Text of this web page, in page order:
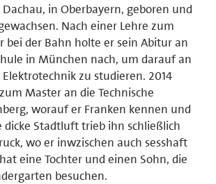
in Oberbayern, geboren und
Nach einer Lehre zum
bei der Bahn holte er sein Abitur an
in München nach, um darauf an
zu studieren. 2014
Master an die Technische
worauf er Franken kennen und
dicke Stadtluft trieb ihn schließlich
wo er inwzischen auch sesshaft
eine Tochter und einen Sohn, die
besuchen.